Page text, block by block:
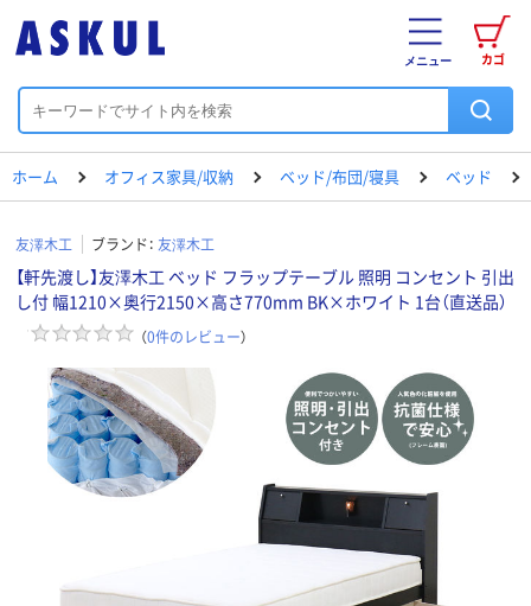
カゴ
メニュー
ホーム オフィス家具/収納 ベッド/布団/寝具 ベッド
友澤木工 ブランド： 友澤木工
【軒先渡し】友澤木工 ベッド フラップテーブル 照明 コンセント 引出
し付 幅1210×奥行2150×高さ770mm BK×ホワイト 1台（直送品）
（0件のレビュー）